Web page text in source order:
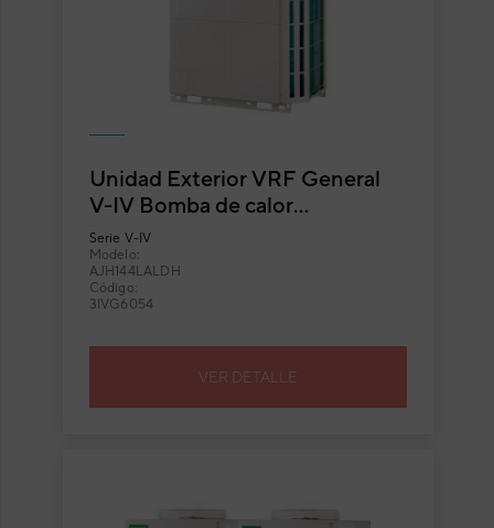
Unidad Exterior VRF General
V-IV Bomba de calor
AJH144LALDH
Serie V-IV
Modelo:
AJH144LALDH
Código:
3IVG6054
VER DETALLE